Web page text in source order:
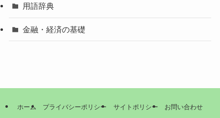
用語辞典
金融・経済の基礎
ホーム プライバシーポリシー サイトポリシー お問い合わせ